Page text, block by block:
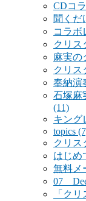
CDコ
聞くだ
コラボ
クリス
麻実の
クリス
奉納演
石塚麻
(11)
キング
topics
クリス
はじめ
無料メ
07
「ク